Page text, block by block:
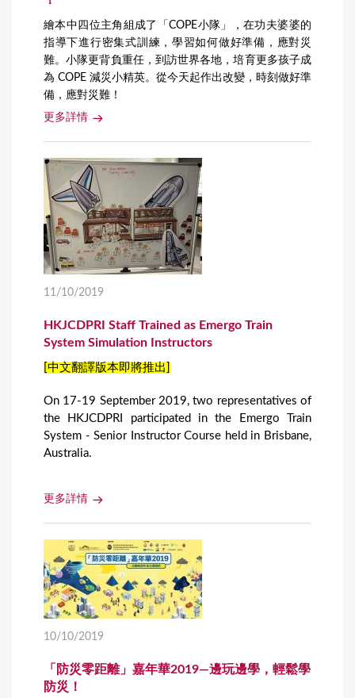
繪本中四位主角組成了「COPE小隊」，在功夫婆婆的
指導下進行密集式訓練，學習如何做好準備，應對災
難。小隊更背負重任，到訪世界各地，培育更多孩子成
為 COPE 減災小精英。從今天起作出改變，時刻做好準
備，應對災難！
更多詳情
11/10/2019
HKJCDPRI Staff Trained as Emergo Train
System Simulation Instructors
[中文翻譯版本即將推出]
On 17-19 September 2019, two representatives of
the HKJCDPRI participated in the Emergo Train
System - Senior Instructor Course held in Brisbane,
Australia.
更多詳情
10/10/2019
「防災零距離」嘉年華2019—邊玩邊學，輕鬆學
防災！